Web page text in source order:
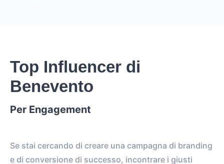
Top Influencer di
Benevento
Per Engagement
Se stai cercando di creare una campagna di branding
e di conversione di successo, incontrare i giusti